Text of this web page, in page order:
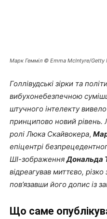
Марк Гемміл © Emma McIntyre/Getty
Голлівудські зірки та
вибухонебезпечною
штучного інтелекту
принципово новий рівень.
ролі Люка Скайвокера,
епіцентрі
ШІ-зображення Дональда
відреагував миттєво,
пов’язавши його допис із
Що саме